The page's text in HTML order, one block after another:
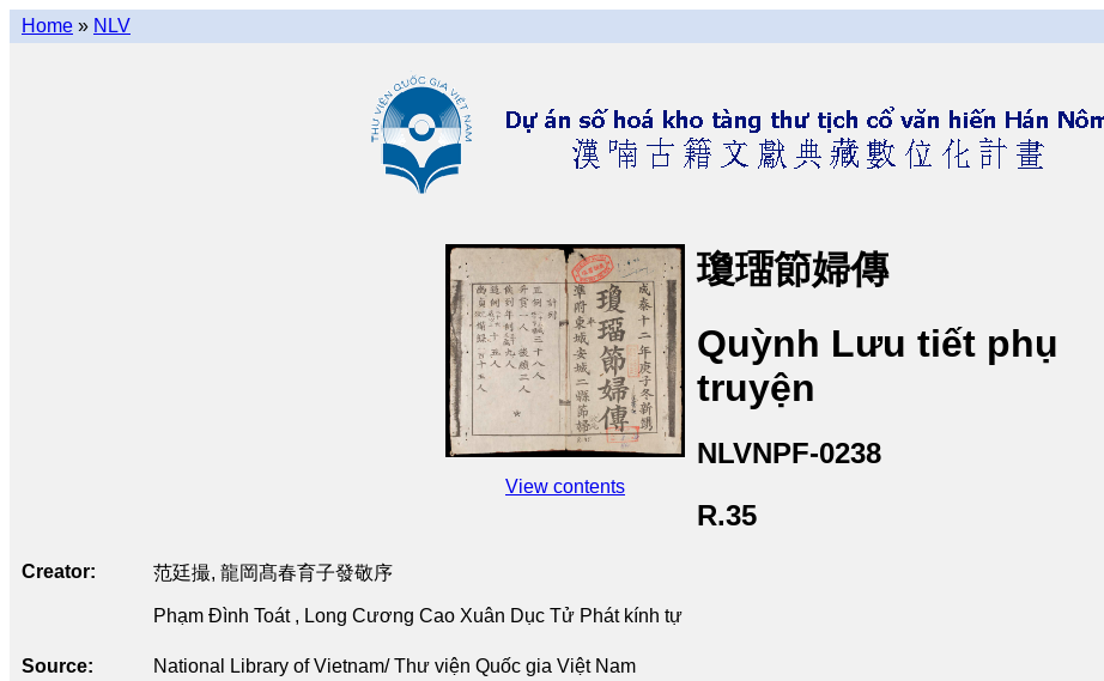
Home » NLV
View contents
瓊璢節婦傳
Quỳnh Lưu tiết phụ
truyện
NLVNPF-0238
R.35
Creator 范廷撮, 龍岡髙春育子發敬序
Phạm Đình Toát , Long Cương Cao Xuân Dục Tử Phát kính tự
Source National Library of Vietnam/ Thư viện Quốc gia Việt Nam